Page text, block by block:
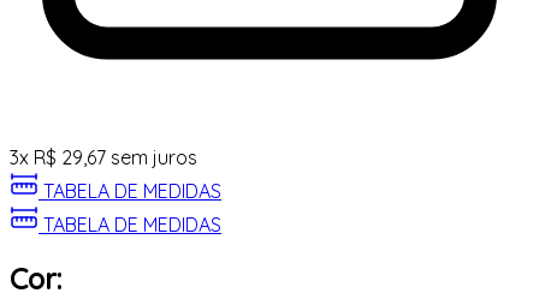
3x R$ 29,67 sem juros
TABELA DE MEDIDAS
TABELA DE MEDIDAS
Cor: